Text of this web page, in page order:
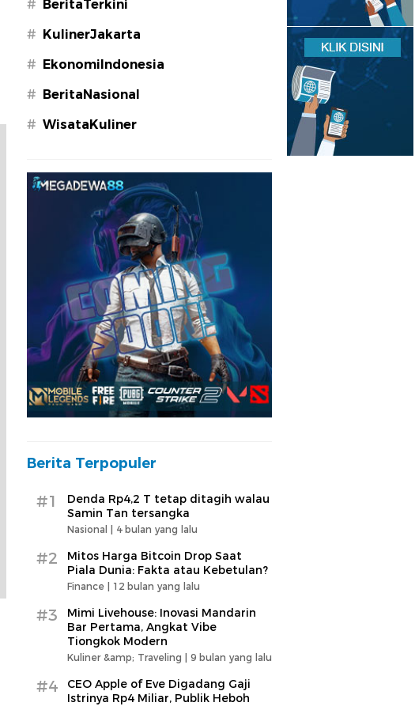
# BeritaTerkini
# KulinerJakarta
# EkonomiIndonesia
# BeritaNasional
# WisataKuliner
Berita Terpopuler
#1
Denda Rp4,2 T tetap ditagih walau
Samin Tan tersangka
Nasional | 4 bulan yang lalu
#2
Mitos Harga Bitcoin Drop Saat
Piala Dunia: Fakta atau Kebetulan?
Finance | 12 bulan yang lalu
#3
Mimi Livehouse: Inovasi Mandarin
Bar Pertama, Angkat Vibe
Tiongkok Modern
Kuliner &amp; Traveling | 9 bulan yang lalu
#4
CEO Apple of Eve Digadang Gaji
Istrinya Rp4 Miliar, Publik Heboh